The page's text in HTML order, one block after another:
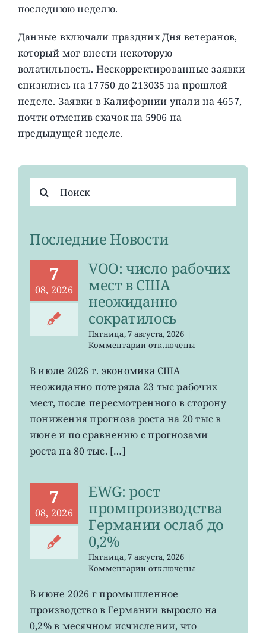
последнюю неделю.
Данные включали праздник Дня ветеранов,
который мог внести некоторую
волатильность. Нескорректированные заявки
снизились на 17750 до 213035 на прошлой
неделе. Заявки в Калифорнии упали на 4657,
почти отменив скачок на 5906 на
предыдущей неделе.
поиска:
Последние Новости
7
08, 2026
VOO: число рабочих
мест в США
неожиданно
сократилось
Пятница, 7 августа, 2026 |
Комментариик
VOO:
рабочих
мест
США
неожиданно
отключены
В июле 2026 г. экономика США
неожиданно потеряла 23 тыс рабочих
мест, после пересмотренного в сторону
понижения прогноза роста на 20 тыс в
июне и по сравнению с прогнозами
роста на 80 тыс. […]
7
08, 2026
EWG: рост
промпроизводства
Германии ослаб до
0,2%
Пятница, 7 августа, 2026 |
Комментариик
EWG:
рост
промпроизводства
Германии
отключены
В июне 2026 г промышленное
производство в Германии выросло на
0,2% в месячном исчислении, что